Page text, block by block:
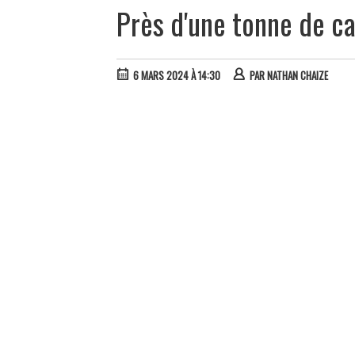
Près d'une tonne de
6 MARS 2024 À 14:30 PARNATHAN CHAIZE